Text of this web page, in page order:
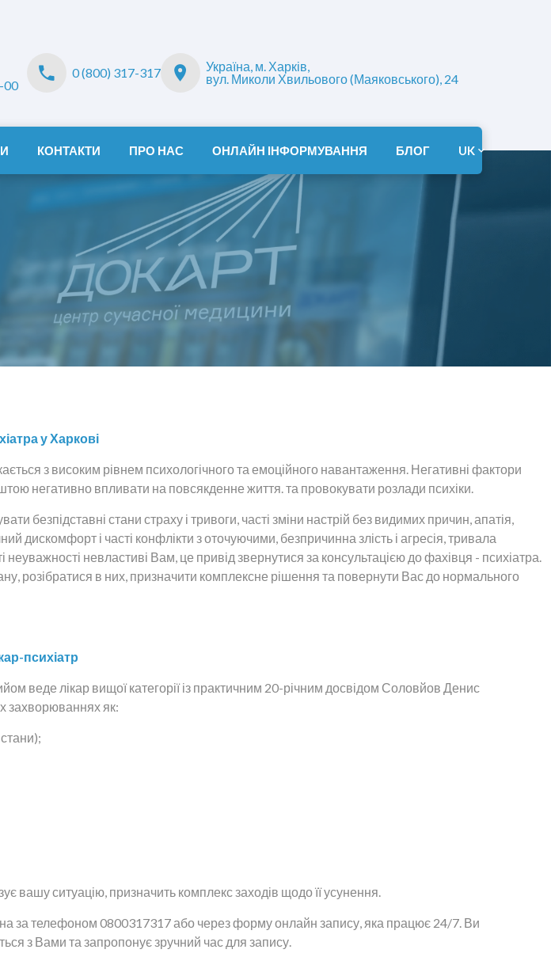
00
0 (800) 317-317
Україна, м. Харків,
вул. Миколи Хвильового (Маяковського), 24
КОНТАКТИ ПРО НАС ОНЛАЙН ІНФОРМУВАННЯ БЛОГ UK
у Харкові
з високим рівнем психологічного та емоційного навантаження. Негативні фактори
негативно впливати на повсякденне життя. та провокувати розлади психіки.
безпідставні стани страху і тривоги, часті зміни настрій без видимих причин, апатія,
дискомфорт і часті конфлікти з оточуючими, безпричинна злість і агресія, тривала
неуважності невластиві Вам, це привід звернутися за консультацією до фахівця - психіатра.
розібратися в них, призначити комплексне рішення та повернути Вас до нормального
психіатр
веде лікар вищої категорії із практичним 20-річним досвідом Соловйов Денис
захворюваннях як:
вашу ситуацію, призначить комплекс заходів щодо її усунення.
за телефоном 0800317317 або через форму онлайн запису, яка працює 24/7. Ви
з Вами та запропонує зручний час для запису.